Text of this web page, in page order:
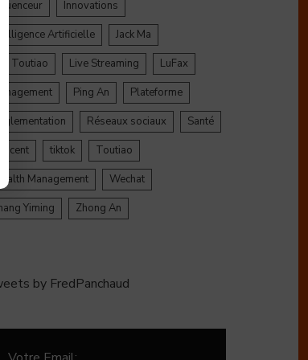
Innovations
Artificielle
Jack Ma
Toutiao
Live Streaming
LuFax
Ping An
Plateforme
Réseaux sociaux
Santé
tiktok
Toutiao
Management
Wechat
Yiming
Zhong An
by FredPanchaud